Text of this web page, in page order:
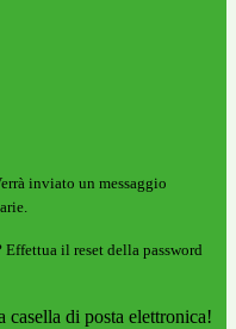
inviato un messaggio
il reset della password
di posta elettronica!